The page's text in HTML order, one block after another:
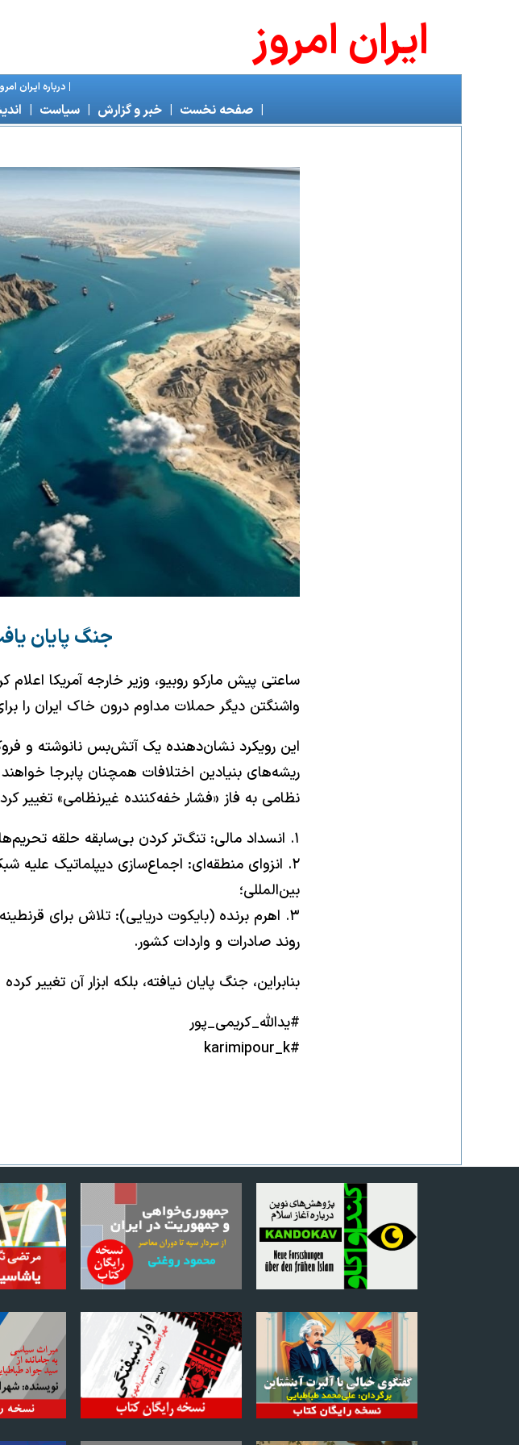
ايران امروز
|درباره ايران
|صفحه نخست |خبر و گزارش |سياست |
جنگ پایان
​ساعتی پیش مارکو روبیو، وزیر خارجه آمریکا
واشنگتن دیگر حملات مداوم درون خاک ایران را
​این رویکرد نشان‌دهنده یک آتش‌بس نانوشته و
ریشه‌های بنیادین اختلافات همچنان پابرجا خواهند
نظامی به فاز «فشار خفه‌کننده غیرنظامی» تغییر
​۱. انسداد مالی: تنگ‌تر کردن بی‌سابقه حلقه تحریم‌های نفتی، پتروشیمی و تراکنش‌های بانکی؛
۲. انزوای منطقه‌ای: اجماع‌سازی دیپلماتیک
بین‌المللی؛
۳. اهرم برنده (بایکوت دریایی): تلاش برای
روند صادرات و واردات کشور.
​بنابراین، جنگ پایان نیافته، بلکه ابزار آن تغییر
#یدالله_کریمی_پور
#karimipour_k